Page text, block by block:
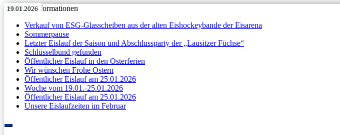
Aktuelle Informationen
Verkauf von ESG-Glasscheiben aus der alten Eishockeybande der Eisarena
Sommerpause
Letzter Eislauf der Saison und Abschlussparty der „Lausitzer Füchse“
Schlüsselbund gefunden
Öffentlicher Eislauf in den Osterferien
Wir wünschen Frohe Ostern
Öffentlicher Eislauf am 25.01.2026
Woche vom 19.01.-25.01.2026
Öffentlicher Eislauf am 25.01.2026
Unsere Eislaufzeiten im Februar
Skip
11.05.2026
27.04.2026
Anzeige
11.04.2026
07.04.2026
31.03.2026
11.05.2026
27.04.2026
Anzeige
11.04.2026
07.04.2026
31.03.2026
23.03.2026
19.01.2026